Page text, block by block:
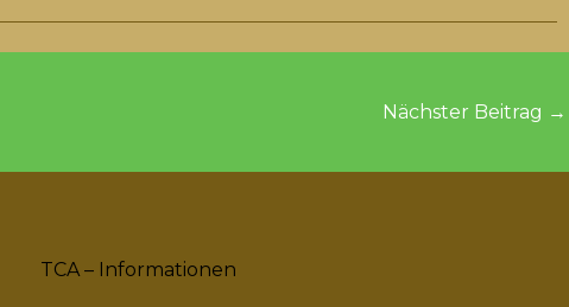
Nächster Beitrag →
TCA – Informationen